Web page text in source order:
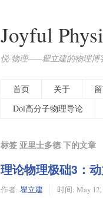
Joyful
悦·物理——瞿立建的物理博
首页 关于
Doi高分子物理导论
标签 亚里士多德 下的文章
理论物理极础3：
作者: 瞿立建 时间: May 12,